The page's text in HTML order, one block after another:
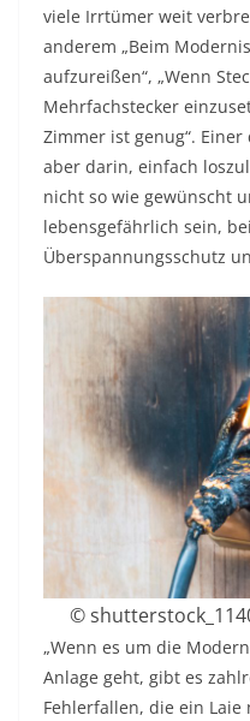
viele Irrtümer weit
anderem „Beim
aufzureißen“, „Wenn
Mehrfachstecker
Zimmer ist genug“.
aber darin, einfach
nicht so wie gewünscht
lebensgefährlich sein,
Überspannungsschutz
©
„Wenn es um die
Anlage geht, gibt es
Fehlerfallen, die ein Laie